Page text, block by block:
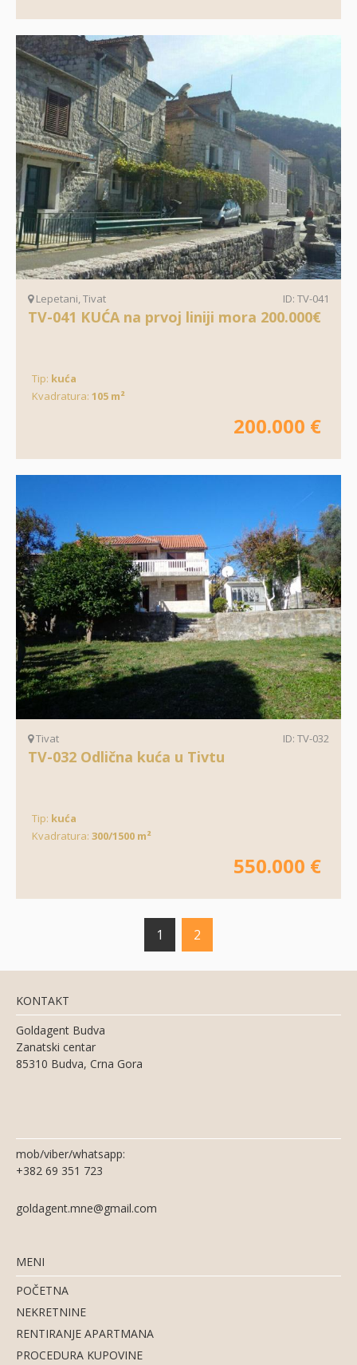
Lepetani, Tivat ID: TV-041
TV-041 KUĆA na prvoj liniji mora 200.000€
Tip: kuća
Kvadratura: 105 m²
200.000 €
Tivat ID: TV-032
TV-032 Odlična kuća u Tivtu
Tip: kuća
Kvadratura: 300/1500 m²
550.000 €
1 2
KONTAKT
Goldagent Budva
Zanatski centar
85310 Budva, Crna Gora
mob/viber/whatsapp:
+382 69 351 723
goldagent.mne@gmail.com
MENI
POČETNA
NEKRETNINE
RENTIRANJE APARTMANA
PROCEDURA KUPOVINE